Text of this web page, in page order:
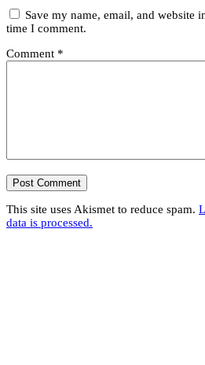
Save my name, email, and website
time I comment.
Comment *
This site uses Akismet to reduce spam.
data is processed.